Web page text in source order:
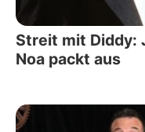
Streit mit Diddy:
Noa packt aus